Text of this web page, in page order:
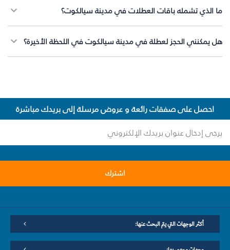
ما الذي تشمله باقات العطلات في مدينة سيالكوت؟
هل يمكنني الحجز لعطلة في مدينة سيالكوت في اللحظة الأخيرة؟
احصل على صفقات رائعة و عروض مرسلة إلى بريدك مباشرة
اشترك
أكثر الوجهات التي يتم البحث عنها: